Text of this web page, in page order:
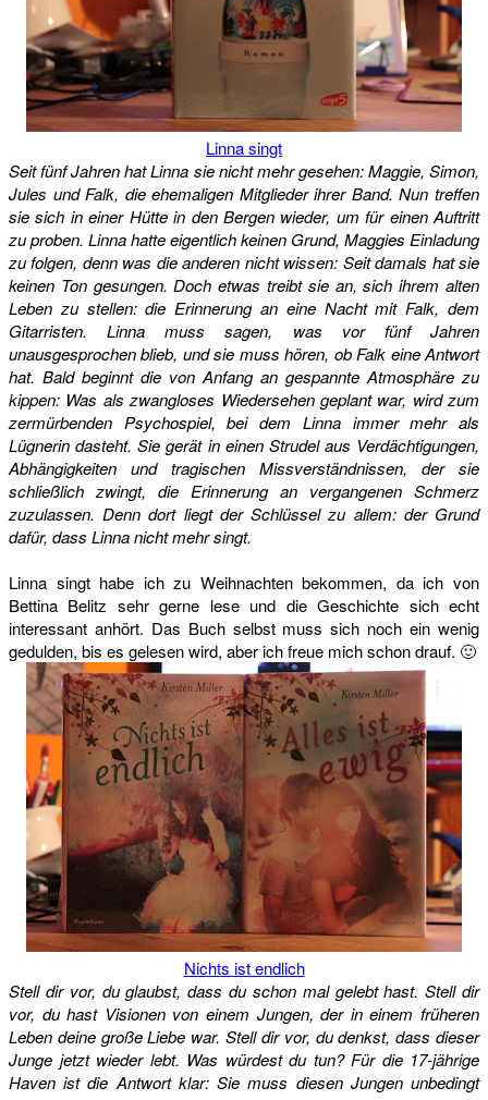
Linna singt
Seit fünf Jahren hat Linna sie nicht mehr gesehen: Maggie, Simon,
Jules und Falk, die ehemaligen Mitglieder ihrer Band. Nun treffen
sie sich in einer Hütte in den Bergen wieder, um für einen Auftritt
zu proben. Linna hatte eigentlich keinen Grund, Maggies Einladung
zu folgen, denn was die anderen nicht wissen: Seit damals hat sie
keinen Ton gesungen. Doch etwas treibt sie an, sich ihrem alten
Leben zu stellen: die Erinnerung an eine Nacht mit Falk, dem
Gitarristen. Linna muss sagen, was vor fünf Jahren
unausgesprochen blieb, und sie muss hören, ob Falk eine Antwort
hat. Bald beginnt die von Anfang an gespannte Atmosphäre zu
kippen: Was als zwangloses Wiedersehen geplant war, wird zum
zermürbenden Psychospiel, bei dem Linna immer mehr als
Lügnerin dasteht. Sie gerät in einen Strudel aus Verdächtigungen,
Abhängigkeiten und tragischen Missverständnissen, der sie
schließlich zwingt, die Erinnerung an vergangenen Schmerz
zuzulassen. Denn dort liegt der Schlüssel zu allem: der Grund
dafür, dass Linna nicht mehr singt.
Linna singt habe ich zu Weihnachten bekommen, da ich von
Bettina Belitz sehr gerne lese und die Geschichte sich echt
interessant anhört. Das Buch selbst muss sich noch ein wenig
gedulden, bis es gelesen wird, aber ich freue mich schon drauf. 🙂
Nichts ist endlich
Stell dir vor, du glaubst, dass du schon mal gelebt hast. Stell dir
vor, du hast Visionen von einem Jungen, der in einem früheren
Leben deine große Liebe war. Stell dir vor, du denkst, dass dieser
Junge jetzt wieder lebt. Was würdest du tun? Für die 17-jährige
Haven ist die Antwort klar: Sie muss diesen Jungen unbedingt